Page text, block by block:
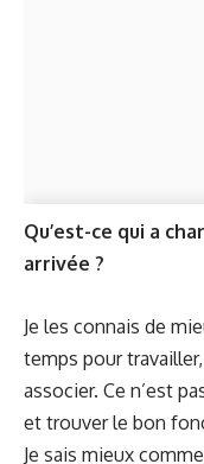
Qu’est-ce qui a
arrivée ?
Je les connais de
temps pour
associer. Ce n’est
et trouver le bon
Je sais mieux